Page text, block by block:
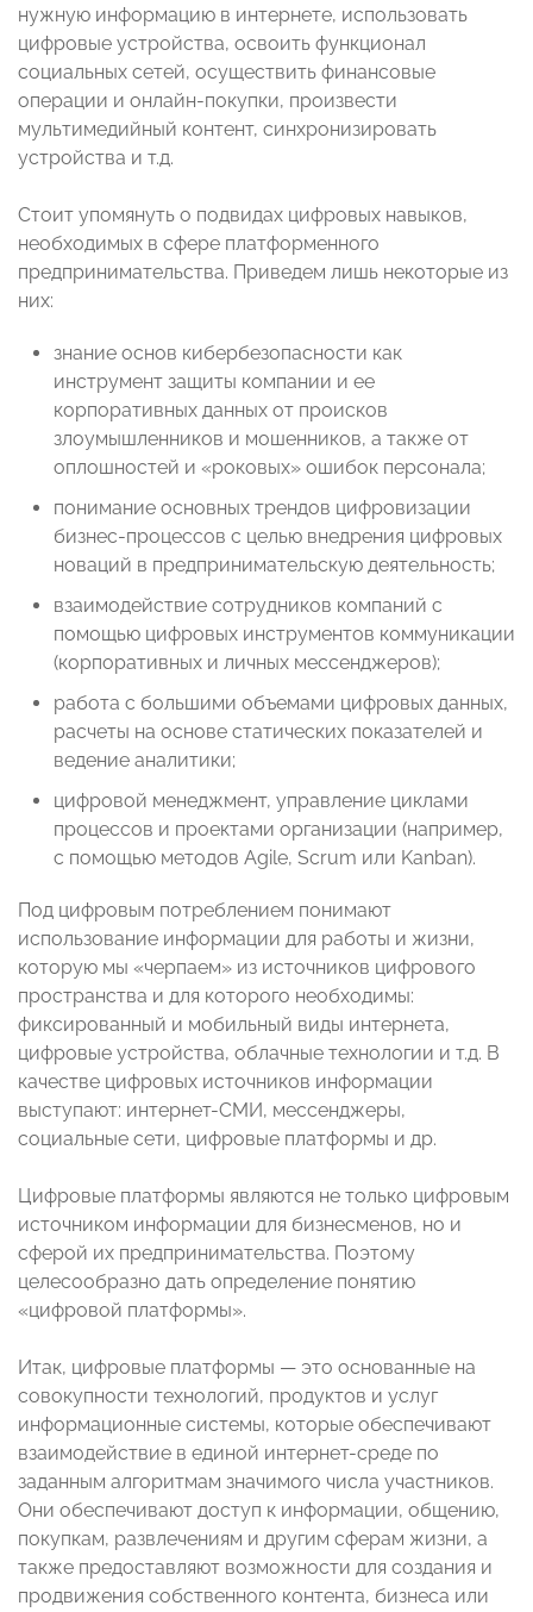
нужную информацию в интернете, использовать
цифровые устройства, освоить функционал
социальных сетей, осуществить финансовые
операции и онлайн-покупки, произвести
мультимедийный контент, синхронизировать
устройства и т.д.
Стоит упомянуть о подвидах цифровых навыков,
необходимых в сфере платформенного
предпринимательства. Приведем лишь некоторые из
них:
знание основ кибербезопасности как
инструмент защиты компании и ее
корпоративных данных от происков
злоумышленников и мошенников, а также от
оплошностей и «роковых» ошибок персонала;
понимание основных трендов цифровизации
бизнес-процессов с целью внедрения цифровых
новаций в предпринимательскую деятельность;
взаимодействие сотрудников компаний с
помощью цифровых инструментов коммуникации
(корпоративных и личных мессенджеров);
работа с большими объемами цифровых данных,
расчеты на основе статических показателей и
ведение аналитики;
цифровой менеджмент, управление циклами
процессов и проектами организации (например,
с помощью методов Agile, Scrum или Kanban).
Под цифровым потреблением понимают
использование информации для работы и жизни,
которую мы «черпаем» из источников цифрового
пространства и для которого необходимы:
фиксированный и мобильный виды интернета,
цифровые устройства, облачные технологии и т.д. В
качестве цифровых источников информации
выступают: интернет-СМИ, мессенджеры,
социальные сети, цифровые платформы и др.
Цифровые платформы являются не только цифровым
источником информации для бизнесменов, но и
сферой их предпринимательства. Поэтому
целесообразно дать определение понятию
«цифровой платформы».
Итак, цифровые платформы — это основанные на
совокупности технологий, продуктов и услуг
информационные системы, которые обеспечивают
взаимодействие в единой интернет-среде по
заданным алгоритмам значимого числа участников.
Они обеспечивают доступ к информации, общению,
покупкам, развлечениям и другим сферам жизни, а
также предоставляют возможности для создания и
продвижения собственного контента, бизнеса или